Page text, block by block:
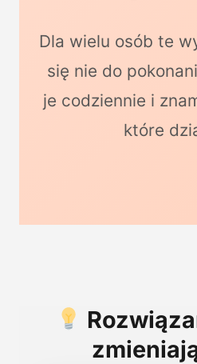
Dla wielu osób te
się nie do
je codziennie i
które